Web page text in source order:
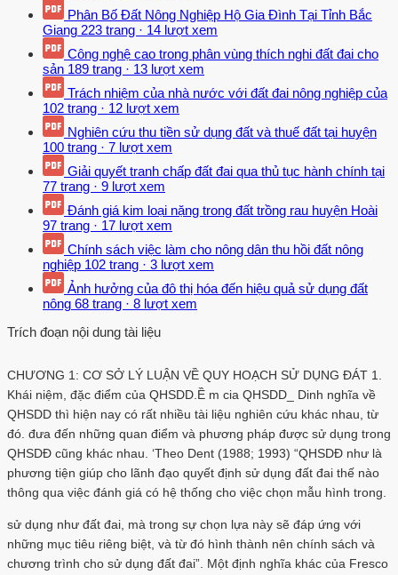
Phân Bố Đất Nông Nghiệp Hộ Gia Đình Tại Tỉnh Bắc
Giang 223 trang · 14 lượt xem
Công nghệ cao trong phân vùng thích nghi đất đai cho
sản 189 trang · 13 lượt xem
Trách nhiệm của nhà nước với đất đai nông nghiệp của
102 trang · 12 lượt xem
Nghiên cứu thu tiền sử dụng đất và thuế đất tại huyện
100 trang · 7 lượt xem
Giải quyết tranh chấp đất đai qua thủ tục hành chính tại
77 trang · 9 lượt xem
Đánh giá kim loại nặng trong đất trồng rau huyện Hoài
97 trang · 17 lượt xem
Chính sách việc làm cho nông dân thu hồi đất nông
nghiệp 102 trang · 3 lượt xem
Ảnh hưởng của đô thị hóa đến hiệu quả sử dụng đất
nông 68 trang · 8 lượt xem
Trích đoạn nội dung tài liệu
CHƯƠNG 1: CƠ SỞ LÝ LUẬN VỀ QUY HOẠCH SỬ DỤNG ĐÁT 1.
Khái niệm, đặc điểm của QHSDD.Ề m cia QHSDD_ Dinh nghĩa về
QHSDD thì hiện nay có rất nhiều tài liệu nghiên cứu khác nhau, từ
đó. đưa đến những quan điểm và phương pháp được sử dụng trong
QHSDĐ cũng khác nhau. ‘Theo Dent (1988; 1993) “QHSDĐ như là
phương tiện giúp cho lãnh đạo quyết định sử dụng đất đai thế nào
thông qua việc đánh giá có hệ thống cho việc chọn mẫu hình trong.
sử dụng như đất đai, mà trong sự chọn lựa này sẽ đáp ứng với
những mục tiêu riêng biệt, và từ đó hình thành nên chính sách và
chương trình cho sử dụng đất đai”. Một định nghĩa khác của Fresco